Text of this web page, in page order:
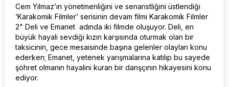
Cem Yılmaz’ın yönetmenliğini ve senaristliğini üstlendiği
‘Karakomik Filmler’ serisinin devam filmi Karakomik Filmler
2" Deli ve Emanet adında iki filmde oluşuyor. Deli, en
büyük hayali sevdiği kızın karşısında oturmak olan bir
taksicinin, gece mesaisinde başına gelenler olayları konu
ederken; Emanet, yetenek yarışmalarına katılıp bu sayede
şöhret olmanın hayalini kuran bir danşçının hikayesini konu
ediyor.